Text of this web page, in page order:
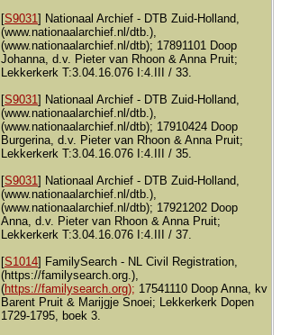
[S9031] Nationaal Archief - DTB Zuid-Holland,
(www.nationaalarchief.nl/dtb.),
(www.nationaalarchief.nl/dtb); 17891101 Doop
Johanna, d.v. Pieter van Rhoon & Anna Pruit;
Lekkerkerk T:3.04.16.076 I:4.III / 33.
[S9031] Nationaal Archief - DTB Zuid-Holland,
(www.nationaalarchief.nl/dtb.),
(www.nationaalarchief.nl/dtb); 17910424 Doop
Burgerina, d.v. Pieter van Rhoon & Anna Pruit;
Lekkerkerk T:3.04.16.076 I:4.III / 35.
[S9031] Nationaal Archief - DTB Zuid-Holland,
(www.nationaalarchief.nl/dtb.),
(www.nationaalarchief.nl/dtb); 17921202 Doop
Anna, d.v. Pieter van Rhoon & Anna Pruit;
Lekkerkerk T:3.04.16.076 I:4.III / 37.
[S1014] FamilySearch - NL Civil Registration,
(https://familysearch.org.),
(https://familysearch.org); 17541110 Doop Anna, kv
Barent Pruit & Marijgje Snoei; Lekkerkerk Dopen
1729-1795, boek 3.